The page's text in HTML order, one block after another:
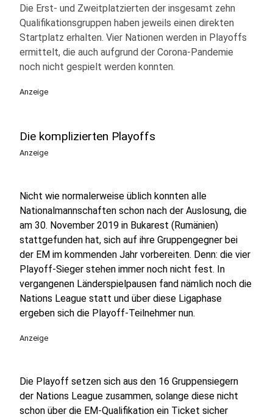
Die Erst- und Zweitplatzierten der insgesamt zehn
Qualifikationsgruppen haben jeweils einen direkten
Startplatz erhalten. Vier Nationen werden in Playoffs
ermittelt, die auch aufgrund der Corona-Pandemie
noch nicht gespielt werden konnten.
Anzeige
Die komplizierten Playoffs
Anzeige
Nicht wie normalerweise üblich konnten alle
Nationalmannschaften schon nach der Auslosung, die
am 30. November 2019 in Bukarest (Rumänien)
stattgefunden hat, sich auf ihre Gruppengegner bei
der EM im kommenden Jahr vorbereiten. Denn: die vier
Playoff-Sieger stehen immer noch nicht fest. In
vergangenen Länderspielpausen fand nämlich noch die
Nations League statt und über diese Ligaphase
ergeben sich die Playoff-Teilnehmer nun.
Anzeige
Die Playoff setzen sich aus den 16 Gruppensiegern
der Nations League zusammen, solange diese nicht
schon über die EM-Qualifikation ein Ticket sicher